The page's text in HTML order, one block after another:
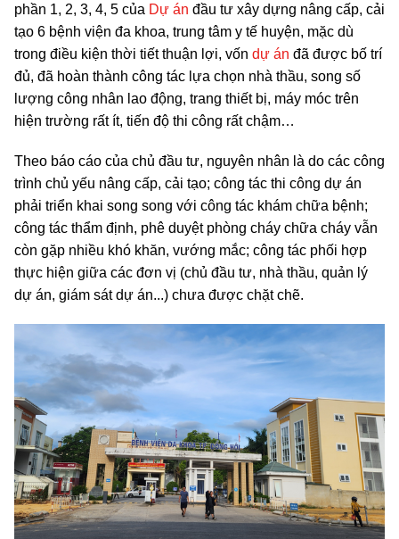
phần 1, 2, 3, 4, 5 của Dự án đầu tư xây dựng nâng cấp, cải
tạo 6 bệnh viện đa khoa, trung tâm y tế huyện, mặc dù
trong điều kiện thời tiết thuận lợi, vốn dự án đã được bố trí
đủ, đã hoàn thành công tác lựa chọn nhà thầu, song số
lượng công nhân lao động, trang thiết bị, máy móc trên
hiện trường rất ít, tiến độ thi công rất chậm…
Theo báo cáo của chủ đầu tư, nguyên nhân là do các công
trình chủ yếu nâng cấp, cải tạo; công tác thi công dự án
phải triển khai song song với công tác khám chữa bệnh;
công tác thẩm định, phê duyệt phòng cháy chữa cháy vẫn
còn gặp nhiều khó khăn, vướng mắc; công tác phối hợp
thực hiện giữa các đơn vị (chủ đầu tư, nhà thầu, quản lý
dự án, giám sát dự án...) chưa được chặt chẽ.